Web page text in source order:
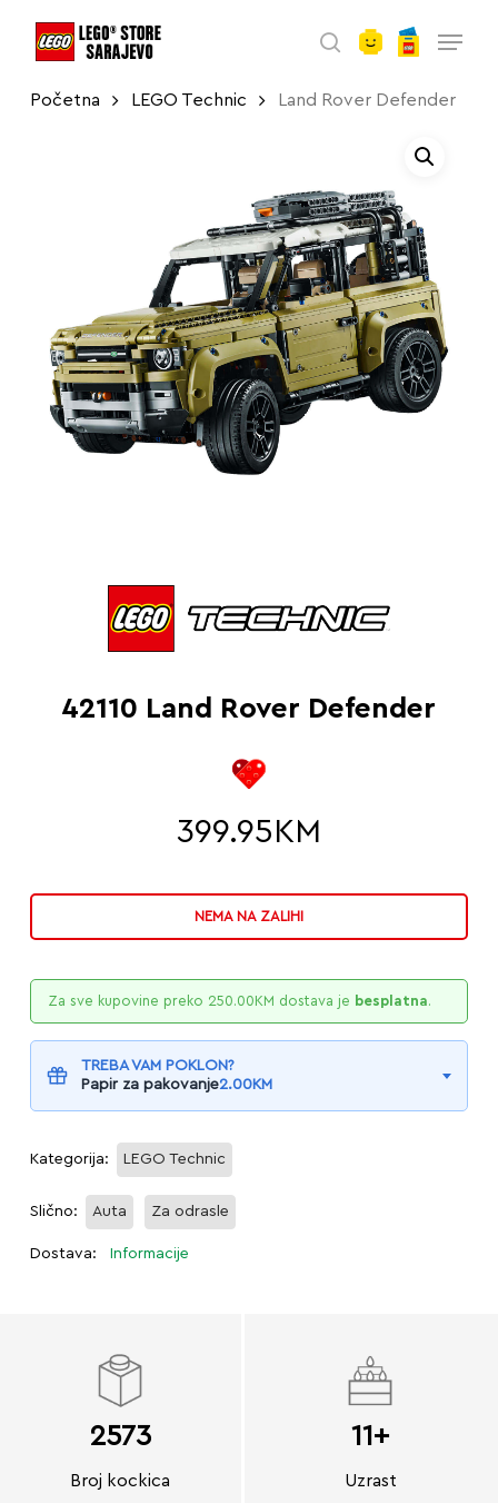
search
Početna LEGO Technic Land Rover Defender
42110 Land Rover Defender
399.95 KM
NEMA NA ZALIHI
Za sve kupovine preko 250.00 KM dostava je besplatna.
TREBA VAM POKLON?
Papir za pakovanje2.00KM
Kategorija: LEGO Technic
Slično: Auta Za odrasle
Dostava: Informacije
2573
Broj kockica
11+
Uzrast